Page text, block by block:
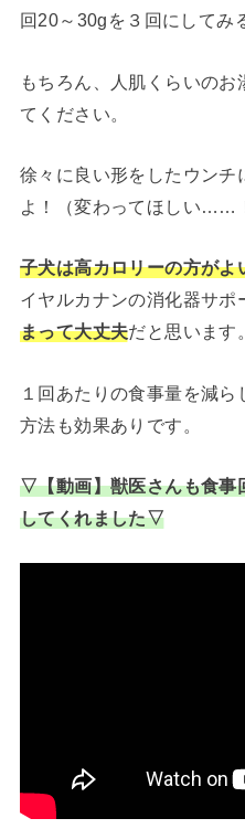
回20～30gを３回にしてみ
もちろん、人肌くらいのお
てください。
徐々に良い形をしたウンチ
よ！（変わってほしい……
子犬は高カロリーの方がよ
イヤルカナンの消化器サポ
まって大丈夫だと思います。
１回あたりの食事量を減
方法も効果ありです。
▽【動画】獣医さんも食事
してくれました▽